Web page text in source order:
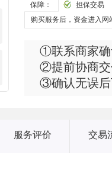
保障：
担保交易
购买服务后，资金进入
①联系商家确
②提前协商
③确认无误
服务评价 交易